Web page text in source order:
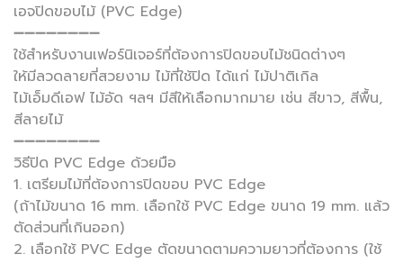
เอจปิดขอบไม้ (PVC Edge)
➖➖➖➖➖➖➖➖
ใช้สำหรับงานเฟอร์นิเจอร์ที่ต้องการปิดขอบไม้ชนิดต่างๆ
ให้มีลวดลายที่สวยงาม ไม้ที่ใช้ปิด ได้แก่ ไม้ปาติเกิล
ไม้เอ็มดีเอฟ ไม้อัด ฯลฯ มีสีให้เลือกมากมาย เช่น สีขาว, สีพื้น,
สีลายไม้
➖➖➖➖➖➖➖➖
วิธีปิด PVC Edge ด้วยมือ
1. เตรียมไม้ที่ต้องการปิดขอบ PVC Edge
(ถ้าไม้ขนาด 16 mm. เลือกใช้ PVC Edge ขนาด 19 mm. แล้ว
ตัดส่วนที่เกินออก)
2. เลือกใช้ PVC Edge ตัดขนาดตามความยาวที่ต้องการ (ใช้